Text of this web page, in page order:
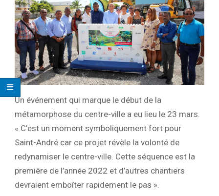
Un événement qui marque le début de la
métamorphose du centre-ville a eu lieu le 23 mars.
« C’est un moment symboliquement fort pour
Saint-André car ce projet révèle la volonté de
redynamiser le centre-ville. Cette séquence est la
première de l’année 2022 et d’autres chantiers
devraient emboîter rapidement le pas ».